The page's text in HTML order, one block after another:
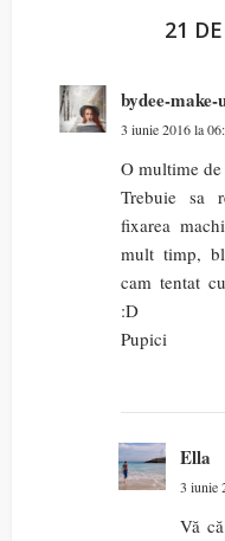
21
bydee-make-
3 iunie 2016 la
O multime de
Trebuie sa
fixarea
mult timp,
cam tentat
:D
Pupici
Ella
3 iunie
Vă